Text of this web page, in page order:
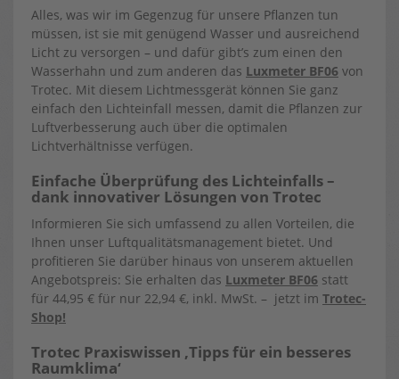
Alles, was wir im Gegenzug für unsere Pflanzen tun
müssen, ist sie mit genügend Wasser und ausreichend
Licht zu versorgen – und dafür gibt’s zum einen den
Wasserhahn und zum anderen das Luxmeter BF06 von
Trotec. Mit diesem Lichtmessgerät können Sie ganz
einfach den Lichteinfall messen, damit die Pflanzen zur
Luftverbesserung auch über die optimalen
Lichtverhältnisse verfügen.
Einfache Überprüfung des Lichteinfalls –
dank innovativer Lösungen von Trotec
Informieren Sie sich umfassend zu allen Vorteilen, die
Ihnen unser Luftqualitätsmanagement bietet. Und
profitieren Sie darüber hinaus von unserem aktuellen
Angebotspreis: Sie erhalten das Luxmeter BF06 statt
für 44,95 € für nur 22,94 €, inkl. MwSt. – jetzt im Trotec-
Shop!
Trotec Praxiswissen ‚Tipps für ein besseres
Raumklima‘